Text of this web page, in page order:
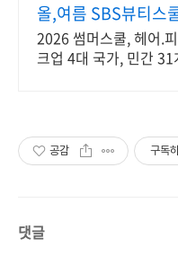
올,여름 SBS뷰티스
2026 썸머스쿨, 헤어.
크업 4대 국가, 민간
공감 구독
댓글